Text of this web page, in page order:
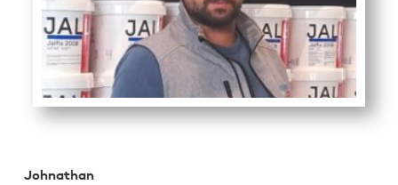
Johnathan